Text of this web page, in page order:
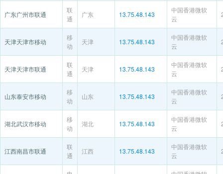
广东广州市联通
联
通
广东 13.75.48.143
中国香港微软
云
天津天津市移动
移
动
天津 13.75.48.143
中国香港微软
云
天津天津市联通
联
通
天津 13.75.48.143
中国香港微软
云
山东泰安市移动
移
动
山东 13.75.48.143
中国香港微软
云
湖北武汉市移动
移
动
湖北 13.75.48.143
中国香港微软
云
江西南昌市联通
联
通
江西 13.75.48.143
中国香港微软
云